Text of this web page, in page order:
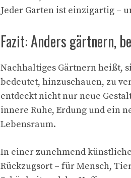
Jeder Garten ist einzigartig –
Fazit: Anders gärtnern,
Nachhaltiges Gärtnern heißt,
bedeutet, hinzuschauen, zu
entdeckt nicht nur neue
innere Ruhe, Erdung und ein
Lebensraum.
In einer zunehmend
Rückzugsort – für Mensch,